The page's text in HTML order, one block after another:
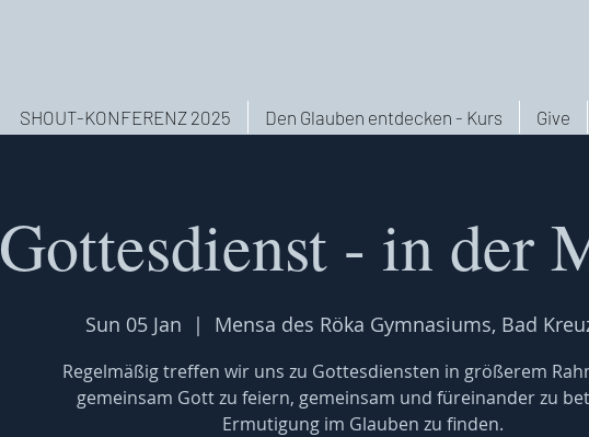
Give
Den Glauben entdecken - Kurs
SHOUT-KONFERENZ 2025
Gottesdienst - in der
Sun 05 Jan
  |
Mensa des Röka Gymnasiums, Bad
Regelmäßig treffen wir uns zu Gottesdiensten in größerem
gemeinsam Gott zu feiern, gemeinsam und füreinander zu
Ermutigung im Glauben zu finden.